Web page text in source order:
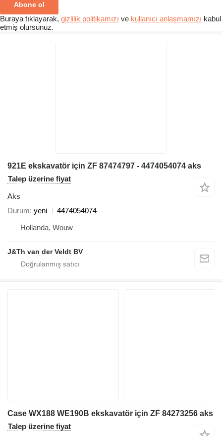
Abone ol
Buraya tıklayarak, gizlilik politikamızı ve kullanıcı anlaşmamızı kabul
etmiş olursunuz.
921E ekskavatör için ZF 87474797 - 4474054074 aks
Talep üzerine fiyat
Aks
Durum yeni
4474054074
Hollanda, Wouw
J&Th van der Veldt BV
Case WX188 WE190B ekskavatör için ZF 84273256 aks
Talep üzerine fiyat